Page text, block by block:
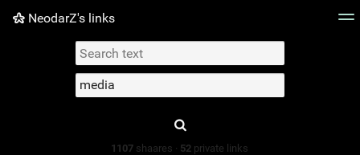
NeodarZ's links
Picture wall
1107 shaares · 52 private links